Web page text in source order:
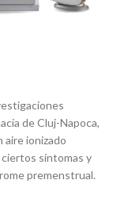
de Cluj-Napoca,
aire ionizado
síntomas y
premenstrual.